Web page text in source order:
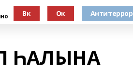
Вк Ок Антитеррор
ҺАЛЫНА